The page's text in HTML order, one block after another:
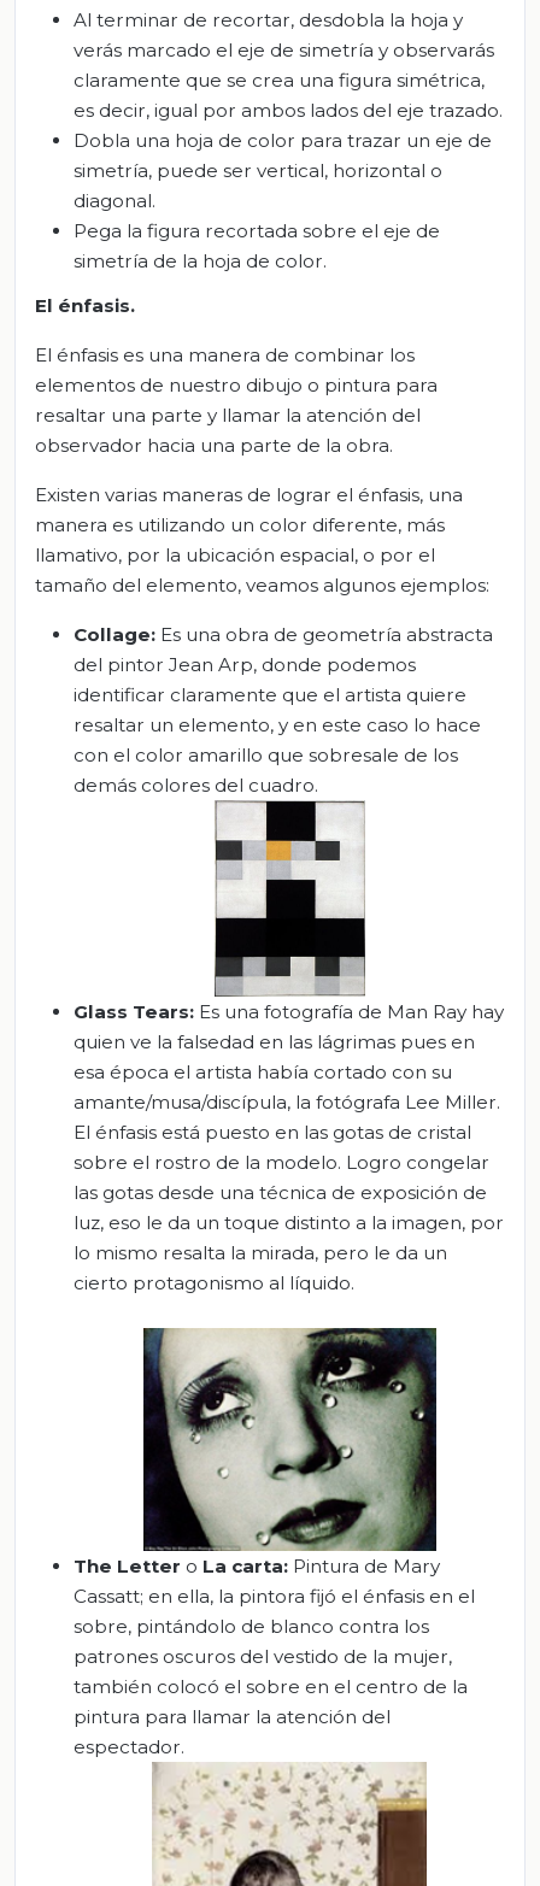
Al terminar de recortar, desdobla la hoja y
verás marcado el eje de simetría y observarás
claramente que se crea una figura simétrica,
es decir, igual por ambos lados del eje trazado.
Dobla una hoja de color para trazar un eje de
simetría, puede ser vertical, horizontal o
diagonal.
Pega la figura recortada sobre el eje de
simetría de la hoja de color.
El énfasis.
El énfasis es una manera de combinar los
elementos de nuestro dibujo o pintura para
resaltar una parte y llamar la atención del
observador hacia una parte de la obra.
Existen varias maneras de lograr el énfasis, una
manera es utilizando un color diferente, más
llamativo, por la ubicación espacial, o por el
tamaño del elemento, veamos algunos ejemplos:
Collage: Es una obra de geometría abstracta
del pintor Jean Arp, donde podemos
identificar claramente que el artista quiere
resaltar un elemento, y en este caso lo hace
con el color amarillo que sobresale de los
demás colores del cuadro.
Glass Tears: Es una fotografía de Man Ray hay
quien ve la falsedad en las lágrimas pues en
esa época el artista había cortado con su
amante/musa/discípula, la fotógrafa Lee Miller.
El énfasis está puesto en las gotas de cristal
sobre el rostro de la modelo. Logro congelar
las gotas desde una técnica de exposición de
luz, eso le da un toque distinto a la imagen, por
lo mismo resalta la mirada, pero le da un
cierto protagonismo al líquido.
The Letter o La carta: Pintura de Mary
Cassatt; en ella, la pintora fijó el énfasis en el
sobre, pintándolo de blanco contra los
patrones oscuros del vestido de la mujer,
también colocó el sobre en el centro de la
pintura para llamar la atención del
espectador.